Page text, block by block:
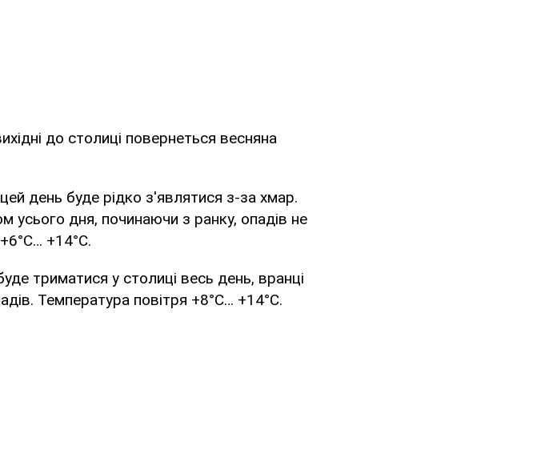
до столиці повернеться весняна
день буде рідко з'являтися з-за хмар.
усього дня, починаючи з ранку, опадів не
+14°С.
триматися у столиці весь день, вранці
Температура повітря +8°С… +14°С.